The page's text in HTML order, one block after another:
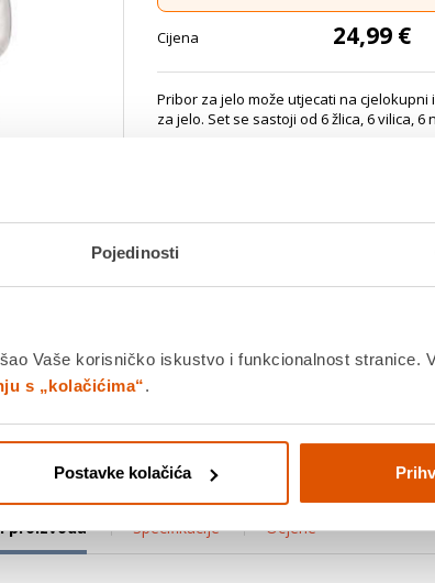
Pojedinosti
Vaše korisničko iskustvo i funkcionalnost stranice.
s „kolačićima“.
Postavke kolačića
Cijena 24,99 €
Pribor za jelo može utjecati na
za jelo. Set se sastoji od 6 žlica, 6 vilica,
Platite gotovinom pri preuzimanju,
Povrat robe moguć unutar 14 dana
DODAJTE U
Usporedite proizvod
proizvoda Specifikacije Ocjene